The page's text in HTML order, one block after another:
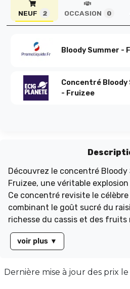
NEUF 2 OCCASION 0
Bloody Summer -
Concentré Bloody
- Fruizee
Découvrez le concentré Bloody
Fruizee, une véritable
Ce concentré revisite le
combinant le goût sucré du
richesse du cassis et des
par une touche de fraîcheur.
de vape fruitée, ce concentré
All-day exceptionnel. Pour une
voir plus ▼
Dernière mise à jour des prix le